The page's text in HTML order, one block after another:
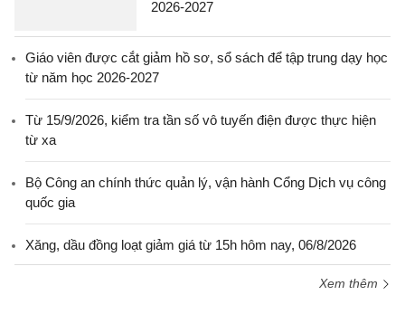
2026-2027
Giáo viên được cắt giảm hồ sơ, sổ sách để tập trung dạy học
từ năm học 2026-2027
Từ 15/9/2026, kiểm tra tần số vô tuyến điện được thực hiện
từ xa
Bộ Công an chính thức quản lý, vận hành Cổng Dịch vụ công
quốc gia
Xăng, dầu đồng loạt giảm giá từ 15h hôm nay, 06/8/2026
Xem thêm